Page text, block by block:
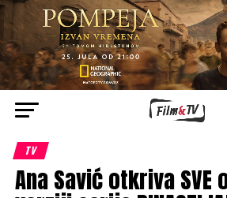
TV
Ana Savić otkriva SVE